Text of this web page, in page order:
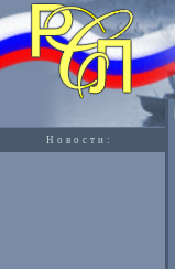
Новости: